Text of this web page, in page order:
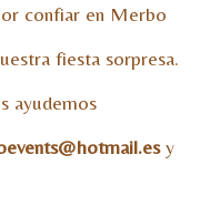
confiar en Merbo
fiesta sorpresa.
ayudemos
y